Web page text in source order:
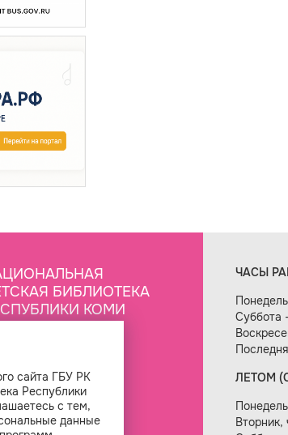
БИБЛИОТЕКА
КОМИ
ЧАСЫ
Суббота
ЛЕТОМ
Вторник,
Создание сайта — веб-
сайта ГБУ РК
Республики
с тем,
данные